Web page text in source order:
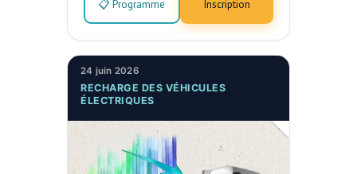
📋 Programme Inscription
24 juin 2026
RECHARGE DES VÉHICULES
ÉLECTRIQUES